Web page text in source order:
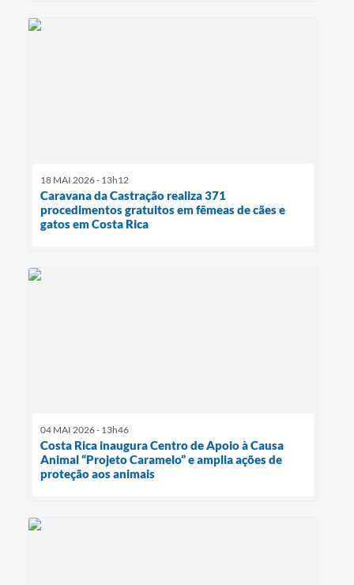
18 MAI 2026 - 13h12
Caravana da Castração realiza 371
procedimentos gratuitos em fêmeas de cães e
gatos em Costa Rica
04 MAI 2026 - 13h46
Costa Rica inaugura Centro de Apoio à Causa
Animal “Projeto Caramelo” e amplia ações de
proteção aos animais